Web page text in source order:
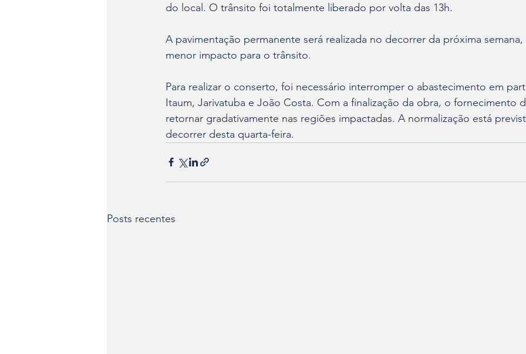
do local. O trânsito foi totalmente liberado por volta das 13h.
A pavimentação permanente será realizada no decorrer da próxima
menor impacto para o trânsito.
Para realizar o conserto, foi necessário interromper o abastecimento em
Itaum, Jarivatuba e João Costa. Com a finalização da obra, o fornecimento
retornar gradativamente nas regiões impactadas. A normalização está
decorrer desta quarta-feira.
Posts recentes